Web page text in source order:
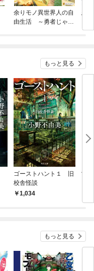
余りモノ異世界人の自
由生活 ～勇者じゃな
悪
もっと見る
ゴーストハント１ 旧
校舎怪談
1,034
営
もっと見る